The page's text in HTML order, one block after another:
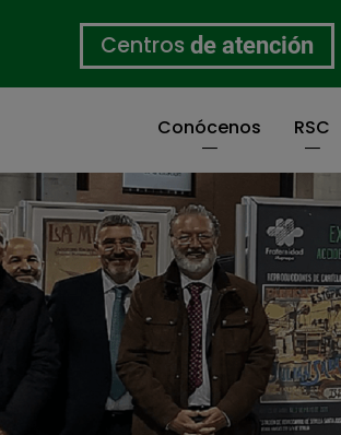
Centros de atención
Conócenos RSC